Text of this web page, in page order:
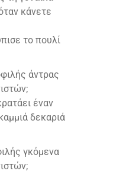
κάνετε
το πουλί
άντρας
έναν
δεκαριά
γκόμενα